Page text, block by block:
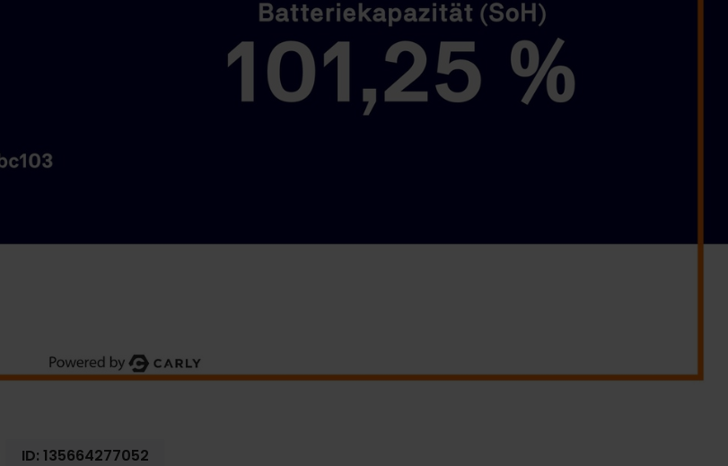
ID: 135664277052